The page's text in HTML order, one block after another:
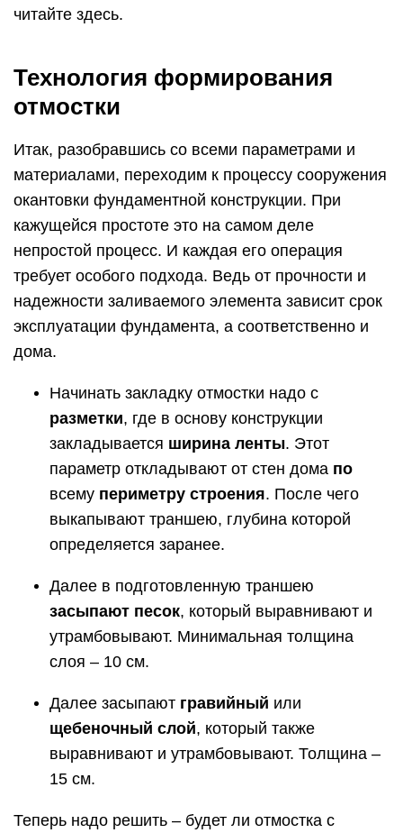
читайте здесь.
Технология формирования
отмостки
Итак, разобравшись со всеми параметрами и
материалами, переходим к процессу сооружения
окантовки фундаментной конструкции. При
кажущейся простоте это на самом деле
непростой процесс. И каждая его операция
требует особого подхода. Ведь от прочности и
надежности заливаемого элемента зависит срок
эксплуатации фундамента, а соответственно и
дома.
Начинать закладку отмостки надо с
разметки, где в основу конструкции
закладывается ширина ленты. Этот
параметр откладывают от стен дома по
всему периметру строения. После чего
выкапывают траншею, глубина которой
определяется заранее.
Далее в подготовленную траншею
засыпают песок, который выравнивают и
утрамбовывают. Минимальная толщина
слоя – 10 см.
Далее засыпают гравийный или
щебеночный слой, который также
выравнивают и утрамбовывают. Толщина –
15 см.
Теперь надо решить – будет ли отмостка с